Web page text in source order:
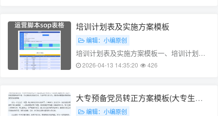
和管理能力。二、培训目标1. 加强员工业务
技能，提高工作效率；2. 提升……
培训计划表及实施方案模板
编辑：小编原创
培训计划表及实施方案模板一、培训计划表
序号 | 培训项目 | 培训时间 | 培训地点 | 培训
识培训 |……
2026-04-13 14:35:20 426
大专预备党员转正方案模板(大专生预
备党员)
编辑：小编原创